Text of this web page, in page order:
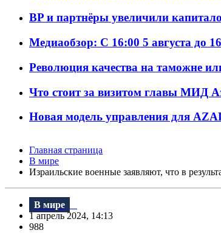
BP и партнёры увеличили
Медиаобзор: С 16:00 5 августа до
Революция качества на таможне
Что стоит за визитом главы МИД
Новая модель управления для
Главная страница
В мире
Израильские военные заявляют, что в
В мире
1 апрель 2024, 14:13
988